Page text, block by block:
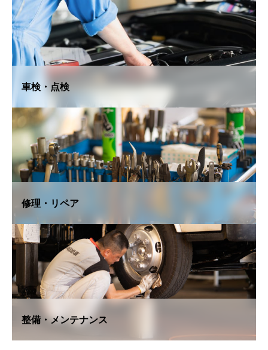
車検・点検
修理・リペア
整備・メンテナンス